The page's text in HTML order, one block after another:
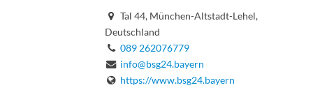
Tal 44, München-Altstadt-Lehel,
Deutschland
089 262076779
info@bsg24.bayern
https://www.bsg24.bayern